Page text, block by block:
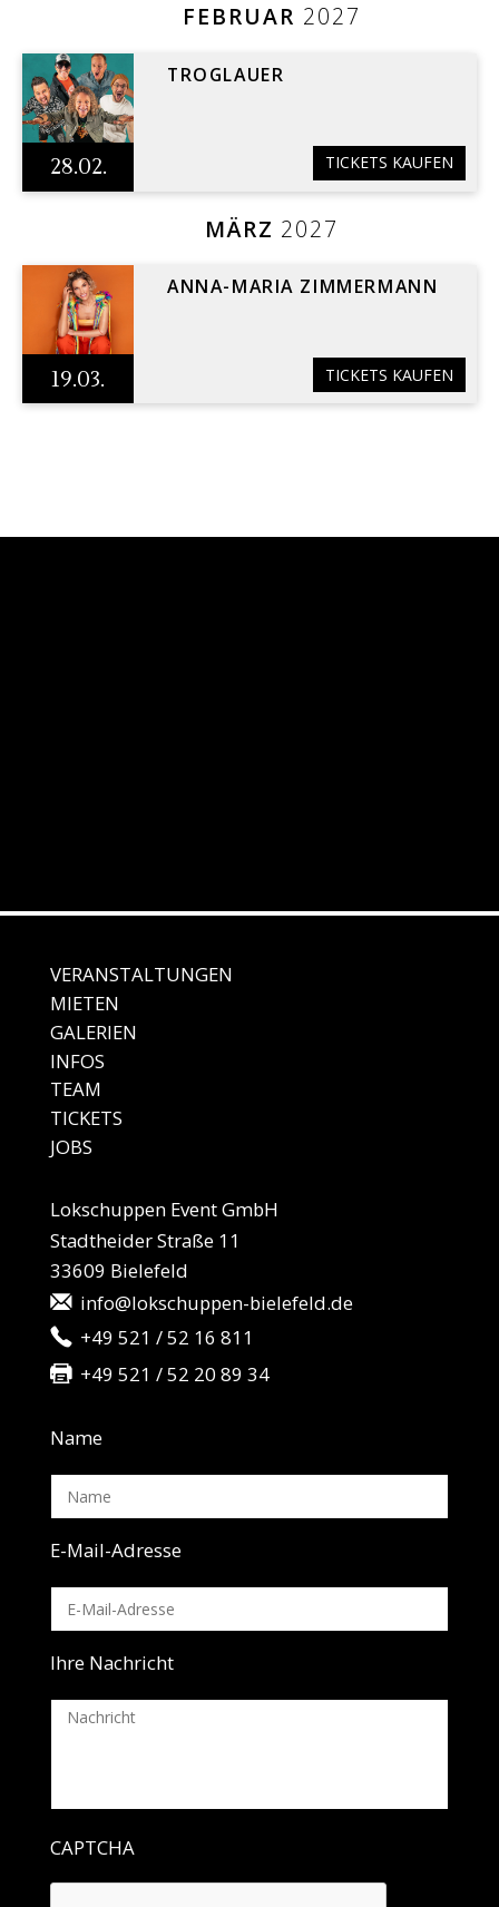
FEBRUAR 2027
28.02.
TROGLAUER
TICKETS KAUFEN
MÄRZ 2027
19.03.
ANNA-MARIA ZIMMERMANN
TICKETS KAUFEN
VERANSTALTUNGEN
MIETEN
GALERIEN
INFOS
TEAM
TICKETS
JOBS
Lokschuppen Event GmbH
Stadtheider Straße 11
33609 Bielefeld
info@lokschuppen-bielefeld.de
+49 521 / 52 16 811
+49 521 / 52 20 89 34
Name
E-Mail-Adresse
Ihre Nachricht
CAPTCHA